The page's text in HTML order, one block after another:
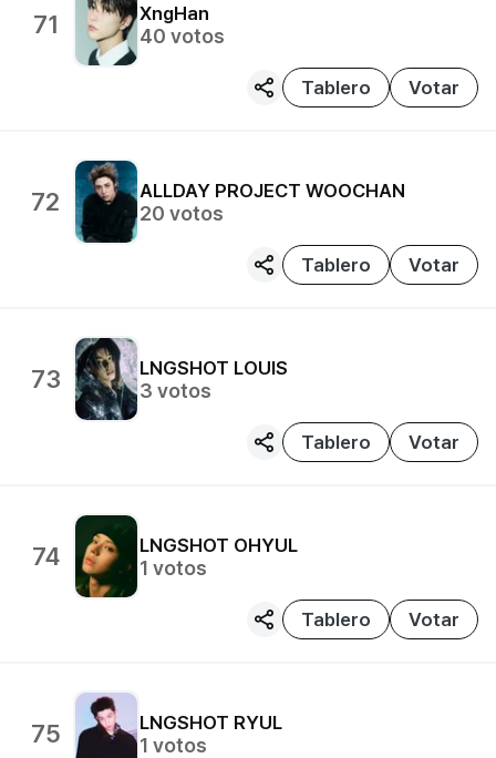
71 XngHan
40 votos
Tablero Votar
72 ALLDAY PROJECT WOOCHAN
20 votos
Tablero Votar
73 LNGSHOT LOUIS
3 votos
Tablero Votar
74 LNGSHOT OHYUL
1 votos
Tablero Votar
75 LNGSHOT RYUL
1 votos